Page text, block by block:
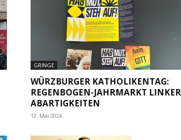
GRINGE
WÜRZBURGER KATHOLIKENTAG:
REGENBOGEN-JAHRMARKT LINKER
ABARTIGKEITEN
12. Mai 2026